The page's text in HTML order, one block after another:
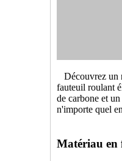
Découvrez un
fauteuil roulant
de carbone et
n'importe quel
Matériau en